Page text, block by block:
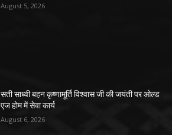
August 5, 2026
सती साध्वी बहन कृष्णामूर्ति विश्वास जी की जयंती पर ओल्ड
एज होम में सेवा कार्य
August 6, 2026